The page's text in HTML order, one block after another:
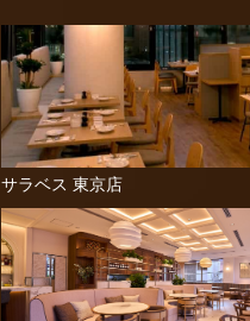
サラベス 東京店